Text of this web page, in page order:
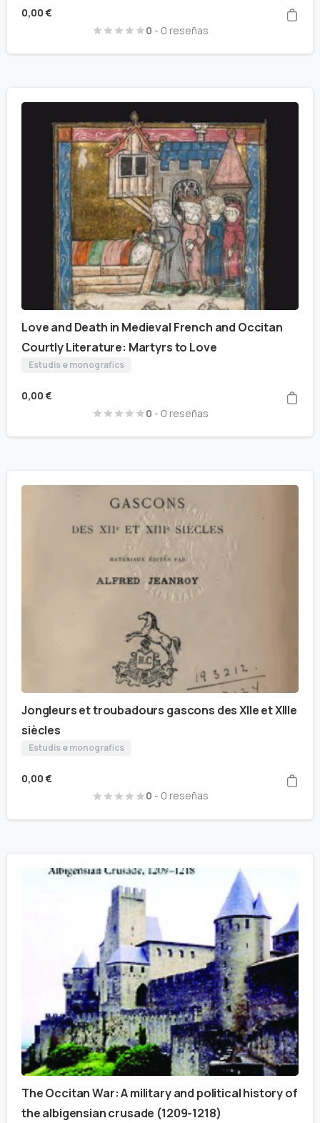
0,00 €
0 - 0 reseñas
Love and Death in Medieval French and Occitan
Courtly Literature: Martyrs to Love
Estudis e monografics
0,00 €
0 - 0 reseñas
Jongleurs et troubadours gascons des XIIe et XIIIe
siècles
Estudis e monografics
0,00 €
0 - 0 reseñas
The Occitan War: A military and political history of
the albigensian crusade (1209-1218)